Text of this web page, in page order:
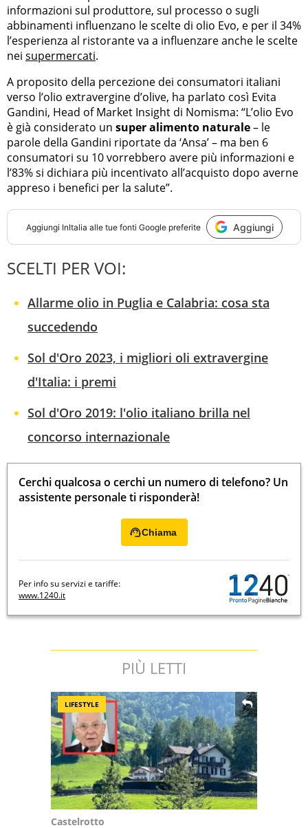
informazioni sul produttore, sul processo o sugli
abbinamenti influenzano le scelte di olio Evo, e per il 34%
l’esperienza al ristorante va a influenzare anche le scelte
nei supermercati.
A proposito della percezione dei consumatori italiani
verso l’olio extravergine d’olive, ha parlato così Evita
Gandini, Head of Market Insight di Nomisma: “L’olio Evo
è già considerato un super alimento naturale– le
parole della Gandini riportate da ‘Ansa’ – ma ben 6
consumatori su 10 vorrebbero avere più informazioni e
l’83% si dichiara più incentivato all’acquisto dopo averne
appreso i benefici per la salute”.
Aggiungi InItalia alle tue fonti Google preferite Aggiungi
SCELTI PER VOI:
Allarme olio in Puglia e Calabria: cosa sta
succedendo
Sol d'Oro 2023, i migliori oli extravergine
d'Italia: i premi
Sol d'Oro 2019: l'olio italiano brilla nel
concorso internazionale
Cerchi qualcosa o cerchi un numero di telefono? Un
assistente personale ti risponderà!
Chiama
Per info su servizi e tariffe:
www.1240.it
PIÙ LETTI
LIFESTYLE
Castelrotto